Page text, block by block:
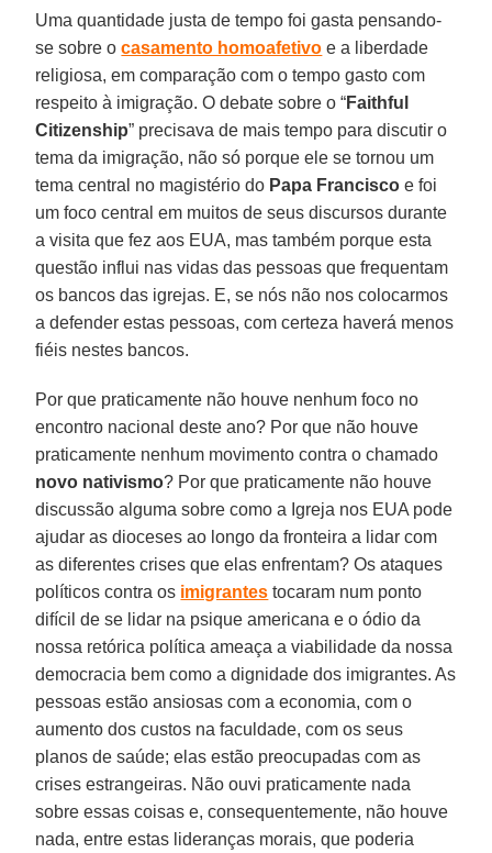
Uma quantidade justa de tempo foi gasta pensando-
se sobre ocasamento homoafetivo e a liberdade
religiosa, em comparação com o tempo gasto com
respeito à imigração. O debate sobre o “Faithful
Citizenship” precisava de mais tempo para discutir o
tema da imigração, não só porque ele se tornou um
tema central no magistério do Papa Francisco e foi
um foco central em muitos de seus discursos durante
a visita que fez aos EUA, mas também porque esta
questão influi nas vidas das pessoas que frequentam
os bancos das igrejas. E, se nós não nos colocarmos
a defender estas pessoas, com certeza haverá menos
fiéis nestes bancos.
Por que praticamente não houve nenhum foco no
encontro nacional deste ano? Por que não houve
praticamente nenhum movimento contra o chamado
novo nativismo? Por que praticamente não houve
discussão alguma sobre como a Igreja nos EUA pode
ajudar as dioceses ao longo da fronteira a lidar com
as diferentes crises que elas enfrentam? Os ataques
políticos contra os imigrantes tocaram num ponto
difícil de se lidar na psique americana e o ódio da
nossa retórica política ameaça a viabilidade da nossa
democracia bem como a dignidade dos imigrantes. As
pessoas estão ansiosas com a economia, com o
aumento dos custos na faculdade, com os seus
planos de saúde; elas estão preocupadas com as
crises estrangeiras. Não ouvi praticamente nada
sobre essas coisas e, consequentemente, não houve
nada, entre estas lideranças morais, que poderia